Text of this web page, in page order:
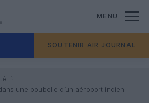
MENU
SOUTENIR AIR JOURNAL
une poubelle d’un aéroport indien